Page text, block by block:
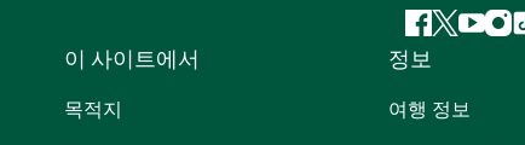
페
이
지 유 인
이 사이트에서
목적지
정보
여행 정보